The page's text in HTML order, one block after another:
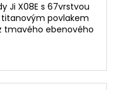
Ji X08E s 67vrstvou
povlakem
tmavého ebenového